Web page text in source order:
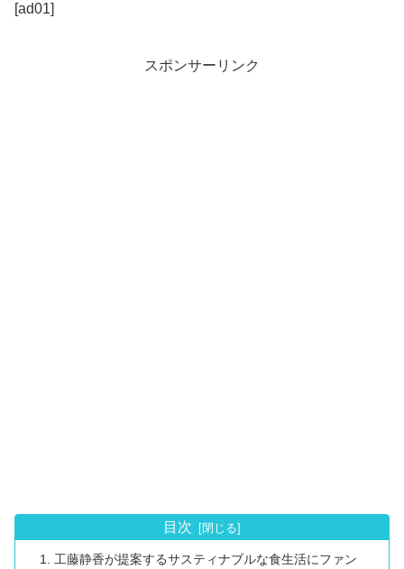
[ad01]
スポンサーリンク
目次
工藤静香が提案するサスティナブルな食生活にファン